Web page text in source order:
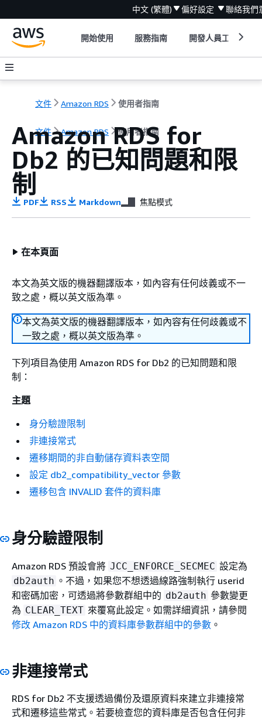
中文 (繁體) 偏好設定 聯絡我們
開始使用 服務指南 開發人員工具
文件 Amazon RDS 使用者指南
文件 Amazon RDS 使用者指南
Amazon RDS for
Db2 的已知問題和限
制
PDF RSS Markdown 焦點模式
在本頁面
本文為英文版的機器翻譯版本，如內容有任何歧義或不一
致之處，概以英文版為準。
本文為英文版的機器翻譯版本，如內容有任何歧義或不
一致之處，概以英文版為準。
下列項目為使用 Amazon RDS for Db2 的已知問題和限
制：
主題
身分驗證限制
非連接常式
遷移期間的非自動儲存資料表空間
設定 db2_compatibility_vector 參數
遷移包含 INVALID 套件的資料庫
身分驗證限制
Amazon RDS 預設會將 JCC_ENFORCE_SECMEC 設定為
db2auth 。不過，如果您不想透過線路強制執行 userid
和密碼加密，可透過將參數群組中的 db2auth 參數變更
為 CLEAR_TEXT 來覆寫此設定。如需詳細資訊，請參閱
修改 Amazon RDS 中的資料庫參數群組中的參數 。
非連接常式
RDS for Db2 不支援透過備份及還原資料來建立非連接常
式和遷移這些常式。若要檢查您的資料庫是否包含任何非